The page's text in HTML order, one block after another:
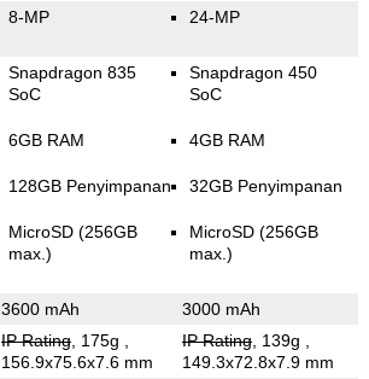
8-MP 24-MP
Snapdragon 835
SoC
6GB RAM
128GB Penyimpanan
MicroSD (256GB
max.)
Snapdragon 450
SoC
4GB RAM
32GB Penyimpanan
MicroSD (256GB
max.)
3600 mAh 3000 mAh
IP Rating, 175g
156.9x75.6x7.6 mm
IP Rating, 139g
149.3x72.8x7.9 mm